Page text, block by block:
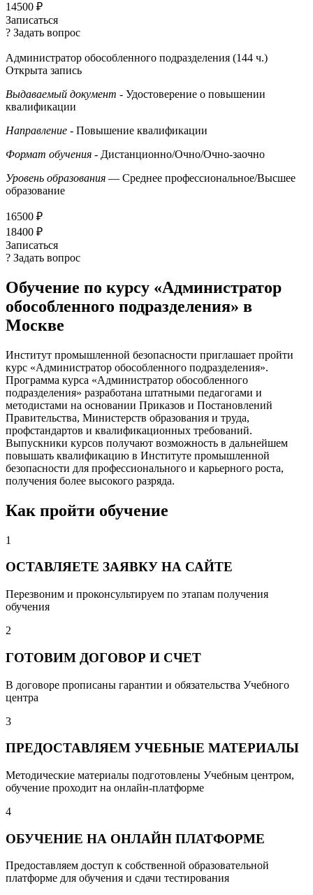
14500 ₽
Записаться
? Задать вопрос
Администратор обособленного подразделения (144 ч.)
Открыта запись
Выдаваемый документ - Удостоверение о повышении
квалификации
Направление - Повышение квалификации
Формат обучения - Дистанционно/Очно/Очно-заочно
Уровень образования — Среднее профессиональное/Высшее
образование
16500 ₽
18400 ₽
Записаться
? Задать вопрос
Обучение по курсу «Администратор
обособленного подразделения» в
Москве
Институт промышленной безопасности приглашает пройти
курс «Администратор обособленного подразделения».
Программа курса «Администратор обособленного
подразделения» разработана штатными педагогами и
методистами на основании Приказов и Постановлений
Правительства, Министерств образования и труда,
профстандартов и квалификационных требований.
Выпускники курсов получают возможность в дальнейшем
повышать квалификацию в Институте промышленной
безопасности для профессионального и карьерного роста,
получения более высокого разряда.
Как пройти обучение
1
ОСТАВЛЯЕТЕ ЗАЯВКУ НА САЙТЕ
Перезвоним и проконсультируем по этапам получения
обучения
2
ГОТОВИМ ДОГОВОР И СЧЕТ
В договоре прописаны гарантии и обязательства Учебного
центра
3
ПРЕДОСТАВЛЯЕМ УЧЕБНЫЕ МАТЕРИАЛЫ
Методические материалы подготовлены Учебным центром,
обучение проходит на онлайн-платформе
4
ОБУЧЕНИЕ НА ОНЛАЙН ПЛАТФОРМЕ
Предоставляем доступ к собственной образовательной
платформе для обучения и сдачи тестирования